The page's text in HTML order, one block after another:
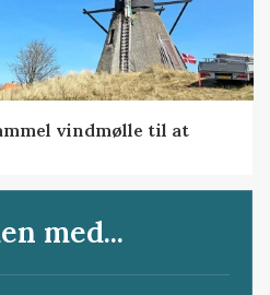
vindmølle til at
med...